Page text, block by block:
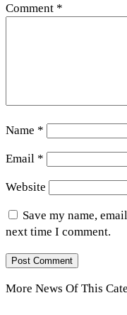
Comment *
Name *
Email *
Website
Save my name,
next time I comment.
More News Of This